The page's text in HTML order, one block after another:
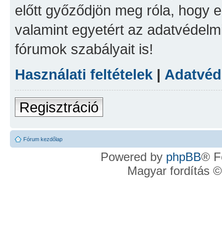
előtt győződjön meg róla, hogy
valamint egyetért az
fórumok szabályait is!
Használati feltételek |
Regisztráció
Fórum kezdőlap
Powered by phpBB®
Magyar fordítás